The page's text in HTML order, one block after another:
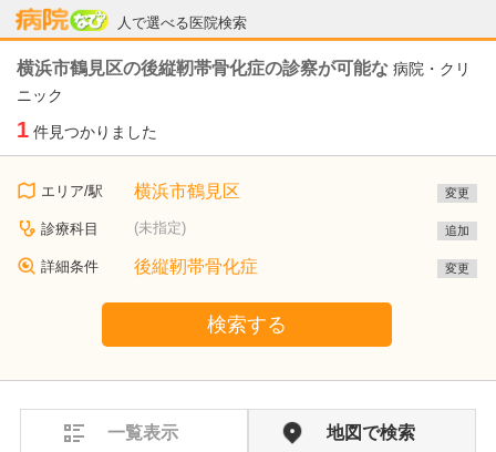
人で選べる医院検索
病院なび
横浜市鶴見区の後縦靭帯骨化症の診察が可能な 病院・クリ
ニック
1 件見つかりました
エリア/駅 横浜市鶴見区 変更
診療科目 (未指定) 追加
詳細条件 後縦靭帯骨化症 変更
検索する
一覧表示 地図で検索